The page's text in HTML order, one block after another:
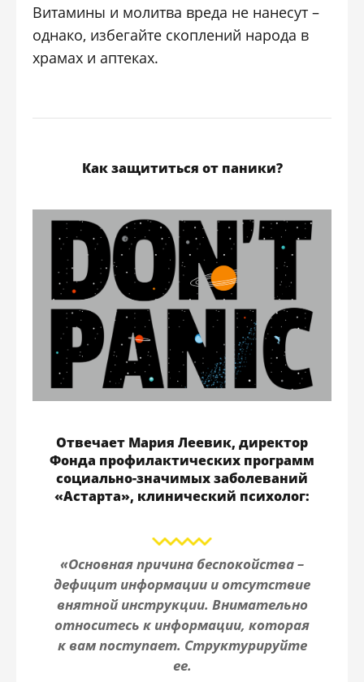
Витамины и молитва вреда не нанесут –
однако, избегайте скоплений народа в
храмах и аптеках.
Как защититься от паники?
Отвечает Мария Леевик, директор
Фонда профилактических программ
социально-значимых заболеваний
«Астарта», клинический психолог:
«Основная причина беспокойства –
дефицит информации и отсутствие
внятной инструкции. Внимательно
относитесь к информации, которая
к вам поступает. Структурируйте
ее.